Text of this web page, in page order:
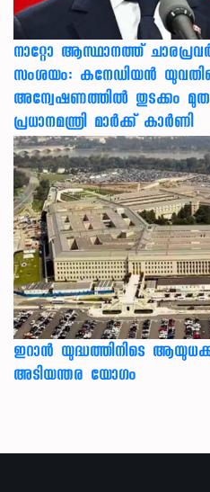
നാറ്റോ ആസ്ഥാനത്ത്
സംശയം: കനേഡിയന്‍
അന്വേഷണത്തില്‍ തുടക്കം
പ്രധാനമന്ത്രി മാര്‍ക്ക് കാര്‍ണി
ഇറാന്‍ യുദ്ധത്തിനിടെ
അടിയന്തര യോഗം